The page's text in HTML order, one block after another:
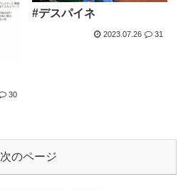
#デスパイネ
2023.07.26 31
30
次のページ